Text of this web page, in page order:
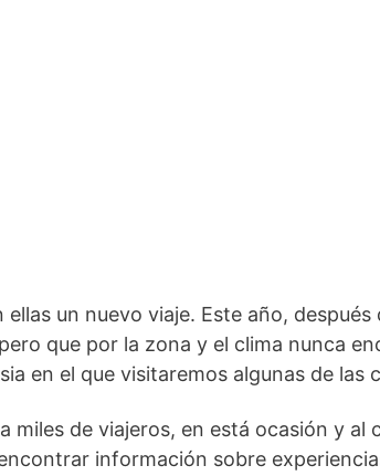
un nuevo viaje. Este año,
que por la zona y el clima nunca
en el que visitaremos algunas de
miles de viajeros, en está ocasión y
información sobre